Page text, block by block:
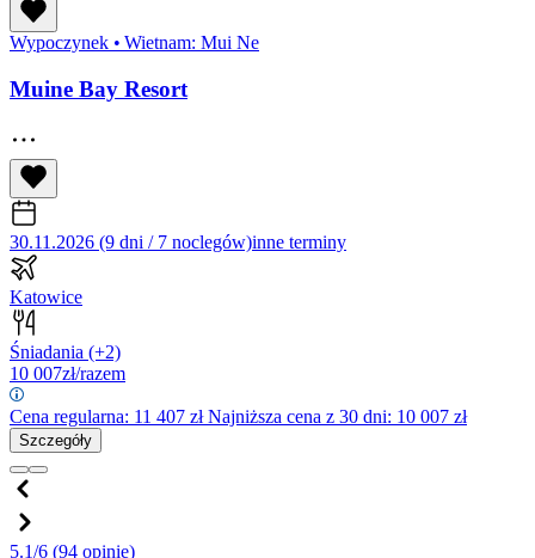
Wypoczynek • Wietnam: Mui Ne
Muine Bay Resort
30.11.2026 (9 dni / 7 noclegów)inne terminy
Katowice
Śniadania (+2)
10 007zł/razem
Cena regularna: 11 407 złNajniższa cena z 30 dni: 10 007 zł
Szczegóły
5.1/6 (94 opinie)